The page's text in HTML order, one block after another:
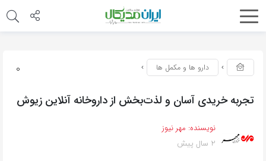
0 دارو ها و مکمل ها
تجربه خریدی آسان و لذت‌بخش از داروخانه آنلاین زیوش
نویسنده: مهر نیوز
2 سال پیش